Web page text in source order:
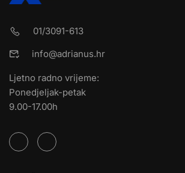
01/3091-613
info@adrianus.hr
Ljetno radno vrijeme:
Ponedjeljak-petak
9.00-17.00h